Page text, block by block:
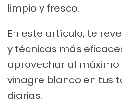
limpio y fresco.
En este artículo, te
y técnicas más
aprovechar al máximo
vinagre blanco en tus
diarias.